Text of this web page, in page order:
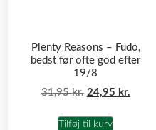
Plenty Reasons – Fudo,
bedst før ofte god efter
19/8
31,95kr. 24,95 kr.
Tilføj til kurv